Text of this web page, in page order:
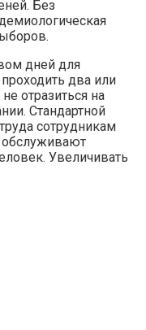
Без
дней для
два или
отразиться на
Стандартной
сотрудникам
обслуживают
Увеличивать